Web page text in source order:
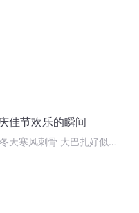
佳节欢乐的瞬间
冬天寒风刺骨 大巴扎好似温